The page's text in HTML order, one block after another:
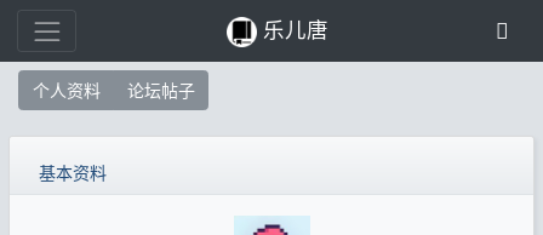
乐儿唐
个人资料 论坛帖子
基本资料